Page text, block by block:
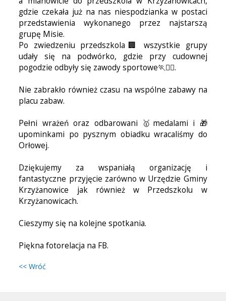
gdzie czekała już na nas niespodzianka w postaci
przedstawienia wykonanego przez najstarszą
grupę Misie.
Po zwiedzeniu przedszkola🏢 wszystkie grupy
udały się na podwórko, gdzie przy cudownej
pogodzie odbyły się zawody sportowe🏃🏃‍♀️.
Nie zabrakło również czasu na wspólne zabawy na
placu zabaw.
Pełni wrażeń oraz odbarowani 🥇medalami i 🎁
upominkami po pysznym obiadku wracaliśmy do
Orłowej.
Dziękujemy za wspaniałą organizację i
fantastyczne przyjęcie zarówno w Urzędzie Gminy
Krzyżanowice jak również w Przedszkolu w
Krzyżanowicach.
Cieszymy się na kolejne spotkania.
Piękna fotorelacja na FB.
<< Wróć